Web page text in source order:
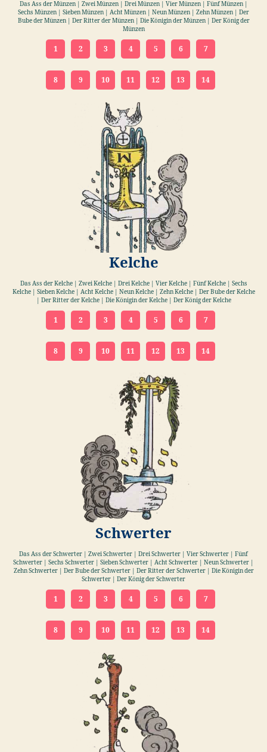
Das Ass der Münzen | Zwei Münzen | Drei Münzen | Vier Münzen | Fünf Münzen |
Sechs Münzen | Sieben Münzen | Acht Münzen | Neun Münzen | Zehn Münzen | Der
Bube der Münzen | Der Ritter der Münzen | Die Königin der Münzen | Der König der
Münzen
1 2 3 4 5 6 7
8 9 10 11 12 13 14
Kelche
Das Ass der Kelche | Zwei Kelche | Drei Kelche | Vier Kelche | Fünf Kelche | Sechs
Kelche | Sieben Kelche | Acht Kelche | Neun Kelche | Zehn Kelche | Der Bube der Kelche
| Der Ritter der Kelche | Die Königin der Kelche | Der König der Kelche
1 2 3 4 5 6 7
8 9 10 11 12 13 14
Schwerter
Das Ass der Schwerter | Zwei Schwerter | Drei Schwerter | Vier Schwerter | Fünf
Schwerter | Sechs Schwerter | Sieben Schwerter | Acht Schwerter | Neun Schwerter |
Zehn Schwerter | Der Bube der Schwerter | Der Ritter der Schwerter | Die Königin der
Schwerter | Der König der Schwerter
1 2 3 4 5 6 7
8 9 10 11 12 13 14